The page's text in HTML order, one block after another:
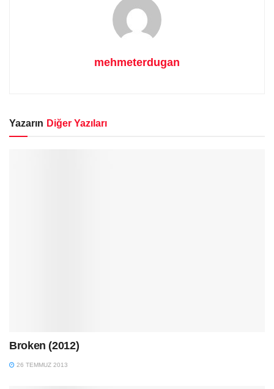
mehmeterdugan
Yazarın Diğer Yazıları
Broken (2012)
26 TEMMUZ 2013